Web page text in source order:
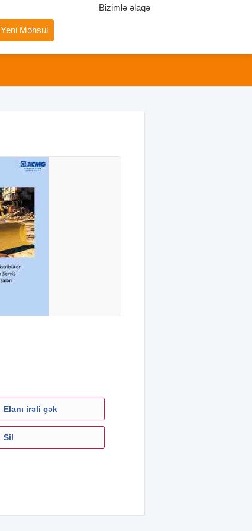
Bizimlə əlaqə
Yeni Məhsul
Elanı irəli çək
Sil